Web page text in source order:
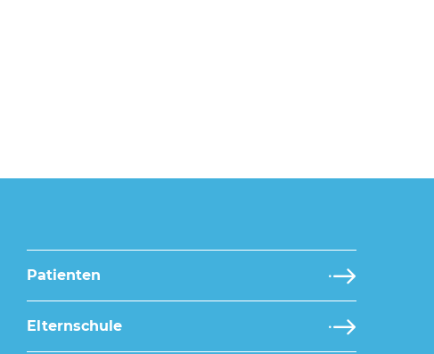
Patienten
Elternschule